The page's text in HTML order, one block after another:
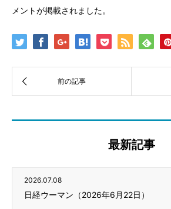
メントが掲載されました。
最新記事
2026.07.08
日経ウーマン（2026年6月22日）